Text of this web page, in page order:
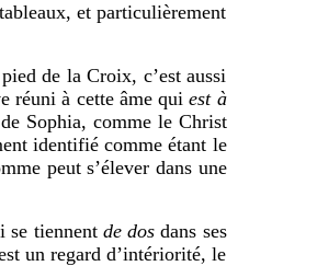
et particulièrement
de la Croix, c’est aussi
réuni à cette âme quiest à
Sophia, comme le Christ
identifié comme étant le
peut s’élever dans une
se tiennent de dos dans ses
un regard d’intériorité, le